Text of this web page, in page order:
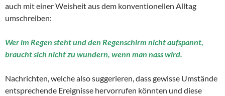
auch mit einer Weisheit aus dem konventionellen Alltag
umschreiben:
Wer im Regen steht und den Regenschirm nicht aufspannt,
braucht sich nicht zu wundern, wenn man nass wird.
Nachrichten, welche also suggerieren, dass gewisse Umstände
entsprechende Ereignisse hervorrufen könnten und diese